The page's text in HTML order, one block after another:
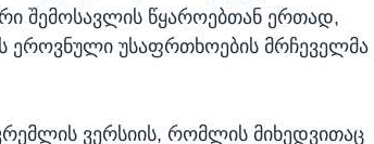
შემოსავლის წყაროებთან ერთად,
ეროვნული უსაფრთხოების მრჩეველმა
ვერსიის, რომლის მიხედვითაც